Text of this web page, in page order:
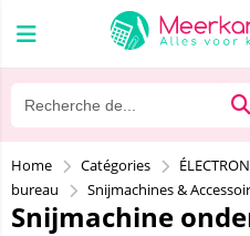
Home Catégories
bureau
Snijmachines &
Snijmachine